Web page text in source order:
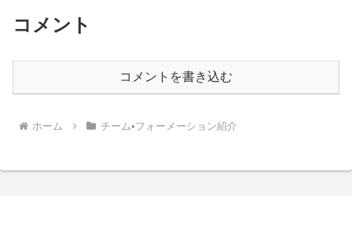
コメント
コメントを書き込む
ホーム チーム•フォーメーション紹介